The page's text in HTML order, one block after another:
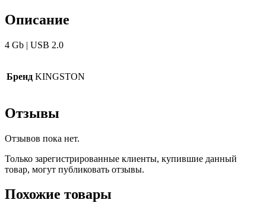
Описание
4 Gb | USB 2.0
Бренд KINGSTON
Отзывы
Отзывов пока нет.
Только зарегистрированные клиенты, купившие данный
товар, могут публиковать отзывы.
Похожие товары